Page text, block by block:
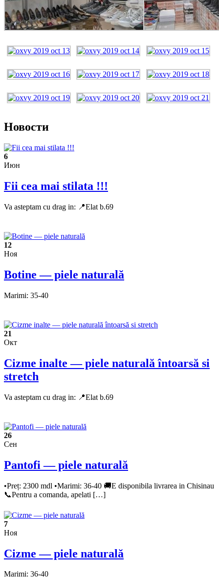
Новости
6
Июн
Fii cea mai stilata !!!
Va asteptam cu drag in: 📍Elat b.69
12
Ноя
Botine — piele naturală
Marimi: 35-40
21
Окт
Cizme inalte — piele naturală întoarsă si
stretch
Va asteptam cu drag in: 📍Elat b.69
26
Сен
Pantofi — piele naturală
•Preț: 2300 mdl •Marimi: 36-40 🚚E disponibila livrarea in Chisinau
📞Pentru a comanda, apelati […]
7
Ноя
Cizme — piele naturală
Marimi: 36-40